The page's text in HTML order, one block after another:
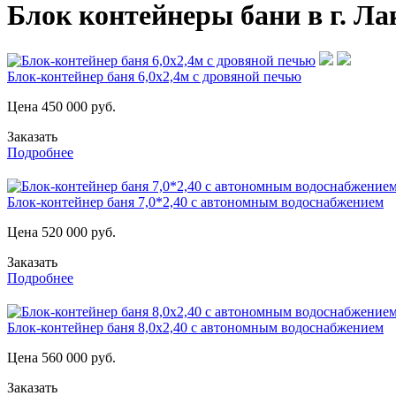
Блок контейнеры бани в г.
Блок-контейнер баня 6,0х2,4м с дровяной печью
Цена 450 000 руб.
Заказать
Подробнее
Блок-контейнер баня 7,0*2,40 с автономным водоснабжением
Цена 520 000 руб.
Заказать
Подробнее
Блок-контейнер баня 8,0х2,40 с автономным водоснабжением
Цена 560 000 руб.
Заказать